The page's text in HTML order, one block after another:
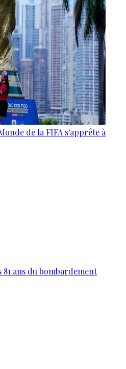
de la FIFA s'apprête à
ans du bombardement